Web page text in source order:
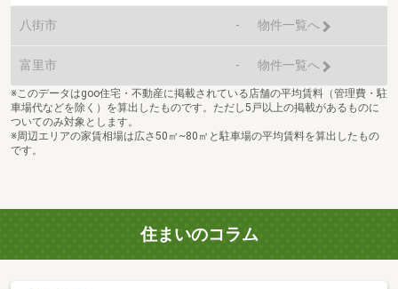
八街市 - 物件一覧へ
富里市 - 物件一覧へ
※このデータはgoo住宅・不動産に掲載されている店舗の平均賃料（管理費・駐
車場代などを除く）を算出したものです。ただし5戸以上の掲載があるものに
ついてのみ対象とします。
※周辺エリアの家賃相場は広さ50㎡~80㎡と駐車場の平均賃料を算出したもの
です。
住まいのコラム